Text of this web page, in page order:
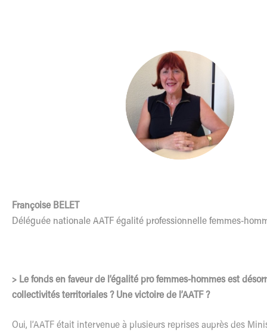
Françoise BELET
Déléguée nationale AATF égalité professionnelle femmes-
> Le fonds en faveur de l’égalité pro femmes-hommes est
collectivités territoriales ? Une victoire de l’AATF ?
Oui, l’AATF était intervenue à plusieurs reprises auprès des